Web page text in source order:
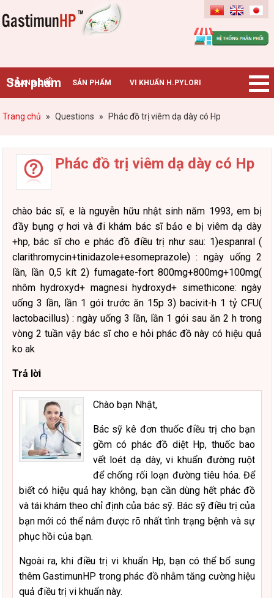
Gastimunhp
Sản phẩm
TRANG CHỦ SẢN PHẨM VI KHUẨN H.PYLORI
BỆNH DẠ DÀY TIN TỨC – SỰ KIỆN HƯỚNG DẪN MUA HÀNG
Trang chủ » Questions » Phác đồ trị viêm dạ dày có Hp
Phác đồ trị viêm dạ dày có Hp
chào bác sĩ, e là nguyễn hữu nhật sinh năm 1993, em bị
đầy bụng ợ hơi và đi khám bác sĩ bảo e bị viêm dạ dày
+hp, bác sĩ cho e phác đồ điều trị như sau: 1)espanral (
clarithromycin+tinidazole+esomeprazole) : ngày uống 2
lần, lần 0,5 kít 2) fumagate-fort 800mg+800mg+100mg(
nhôm hydroxyd+ magnesi hydroxyd+ simethicone: ngày
uống 3 lần, lần 1 gói trước ăn 15p 3) bacivit-h 1 tỷ CFU(
lactobacillus) : ngày uống 3 lần, lần 1 gói sau ăn 2 h trong
vòng 2 tuần vậy bác sĩ cho e hỏi phác đồ này có hiệu quả
ko ak
Trả lời
Chào bạn Nhật,
Bác sỹ kê đơn thuốc điều trị cho bạn
gồm có phác đồ diệt Hp, thuốc bao
vết loét dạ dày, vi khuẩn đường ruột
để chống rối loạn đường tiêu hóa. Để
biết có hiệu quả hay không, bạn cần dùng hết phác đồ
và tái khám theo chỉ định của bác sỹ. Bác sỹ điều trị của
bạn mới có thể nắm được rõ nhất tình trạng bệnh và sự
phục hồi của bạn.
Ngoài ra, khi điều trị vi khuẩn Hp, bạn có thể bổ sung
thêm GastimunHP trong phác đồ nhằm tăng cường hiệu
quả điều trị vi khuẩn này.